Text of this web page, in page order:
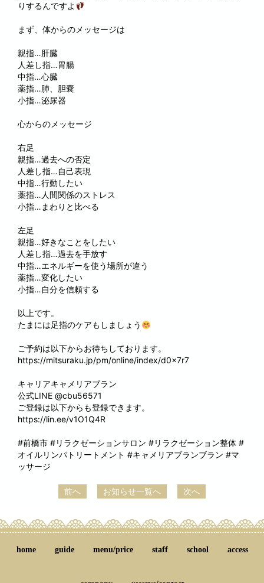
りするんですよ
まず、体からのメッセージは
親指…肝臓
人差し指…胃腸
中指…心臓
薬指…肺、胆嚢
小指…泌尿器
心からのメッセージ
右足
親指…過去への否定
人差し指…自己表現
中指…行動したい
薬指…人間関係のストレス
小指…まわりと比べる
左足
親指…好きなことをしたい
人差し指…過去を手放す
中指…エネルギーを使う場所が違う
薬指…変化したい
小指…自分を信頼する
以上です。
たまには足指のケアもしましょう
ご予約は以下からお待ちしております。
https://mitsuraku.jp/pm/online/index/d0x7r7
キャリアキャメリアブラン
公式LINE @cbu56571
ご登録は以下からも登録できます。
https://lin.ee/v1O1Q4R
#前橋市 #リラクゼーションサロン #リラクゼーション整体 #
オイルリンパトリートメント #キャメリアブランブラン #マ
ッサージ
前へ お知らせ一覧へ 次へ
home guide menu/price staff school access